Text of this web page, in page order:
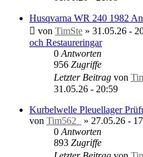
Husqvarna WR 240 1982
von TimSte » 31.05.26 -
och Restaureringar
0 Antworten
956 Zugriffe
Letzter Beitrag von
31.05.26 - 20:59
Kurbelwelle Pleuellager
von Tim562_ » 27.05.26 -
0 Antworten
893 Zugriffe